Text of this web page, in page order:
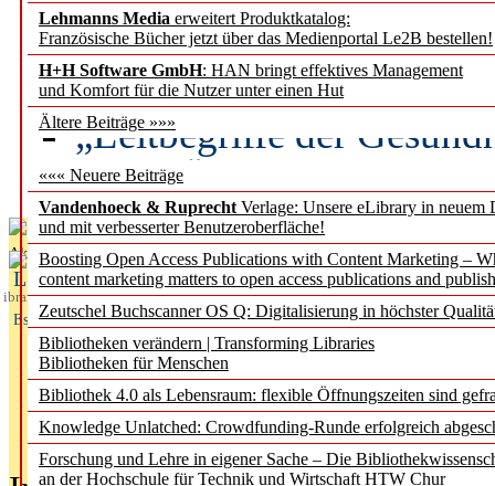
Lehmanns Media erweitert Produktkatalog:
Französische Bücher jetzt über das Medienportal Le2B bestellen!
H+H Software GmbH: HAN bringt effektives Management
und Komfort für die Nutzer unter einen Hut
Ältere Beiträge »»»
««« Neuere Beiträge
Vandenhoeck & Ruprecht Verlage: Unsere eLibrary in neuem
und mit verbesserter Benutzeroberfläche!
Boosting Open Access Publications with Content Marketing –
content marketing matters to open access publications and
Zeutschel Buchscanner OS Q: Digitalisierung in höchster
Bibliotheken verändern | Transforming Libraries
Bibliotheken für Menschen
Bibliothek 4.0 als Lebensraum: flexible Öffnungszeiten sind
Knowledge Unlatched: Crowdfunding-Runde erfolgreich
Forschung und Lehre in eigener Sache – Die
an der Hochschule für Technik und Wirtschaft HTW Chur
Künstliche Intelligenz
besser zu verstehen
„Leitbegriffe der
des BIÖG erscheinen
Aktuelles aus
L
ibrary
Essentials